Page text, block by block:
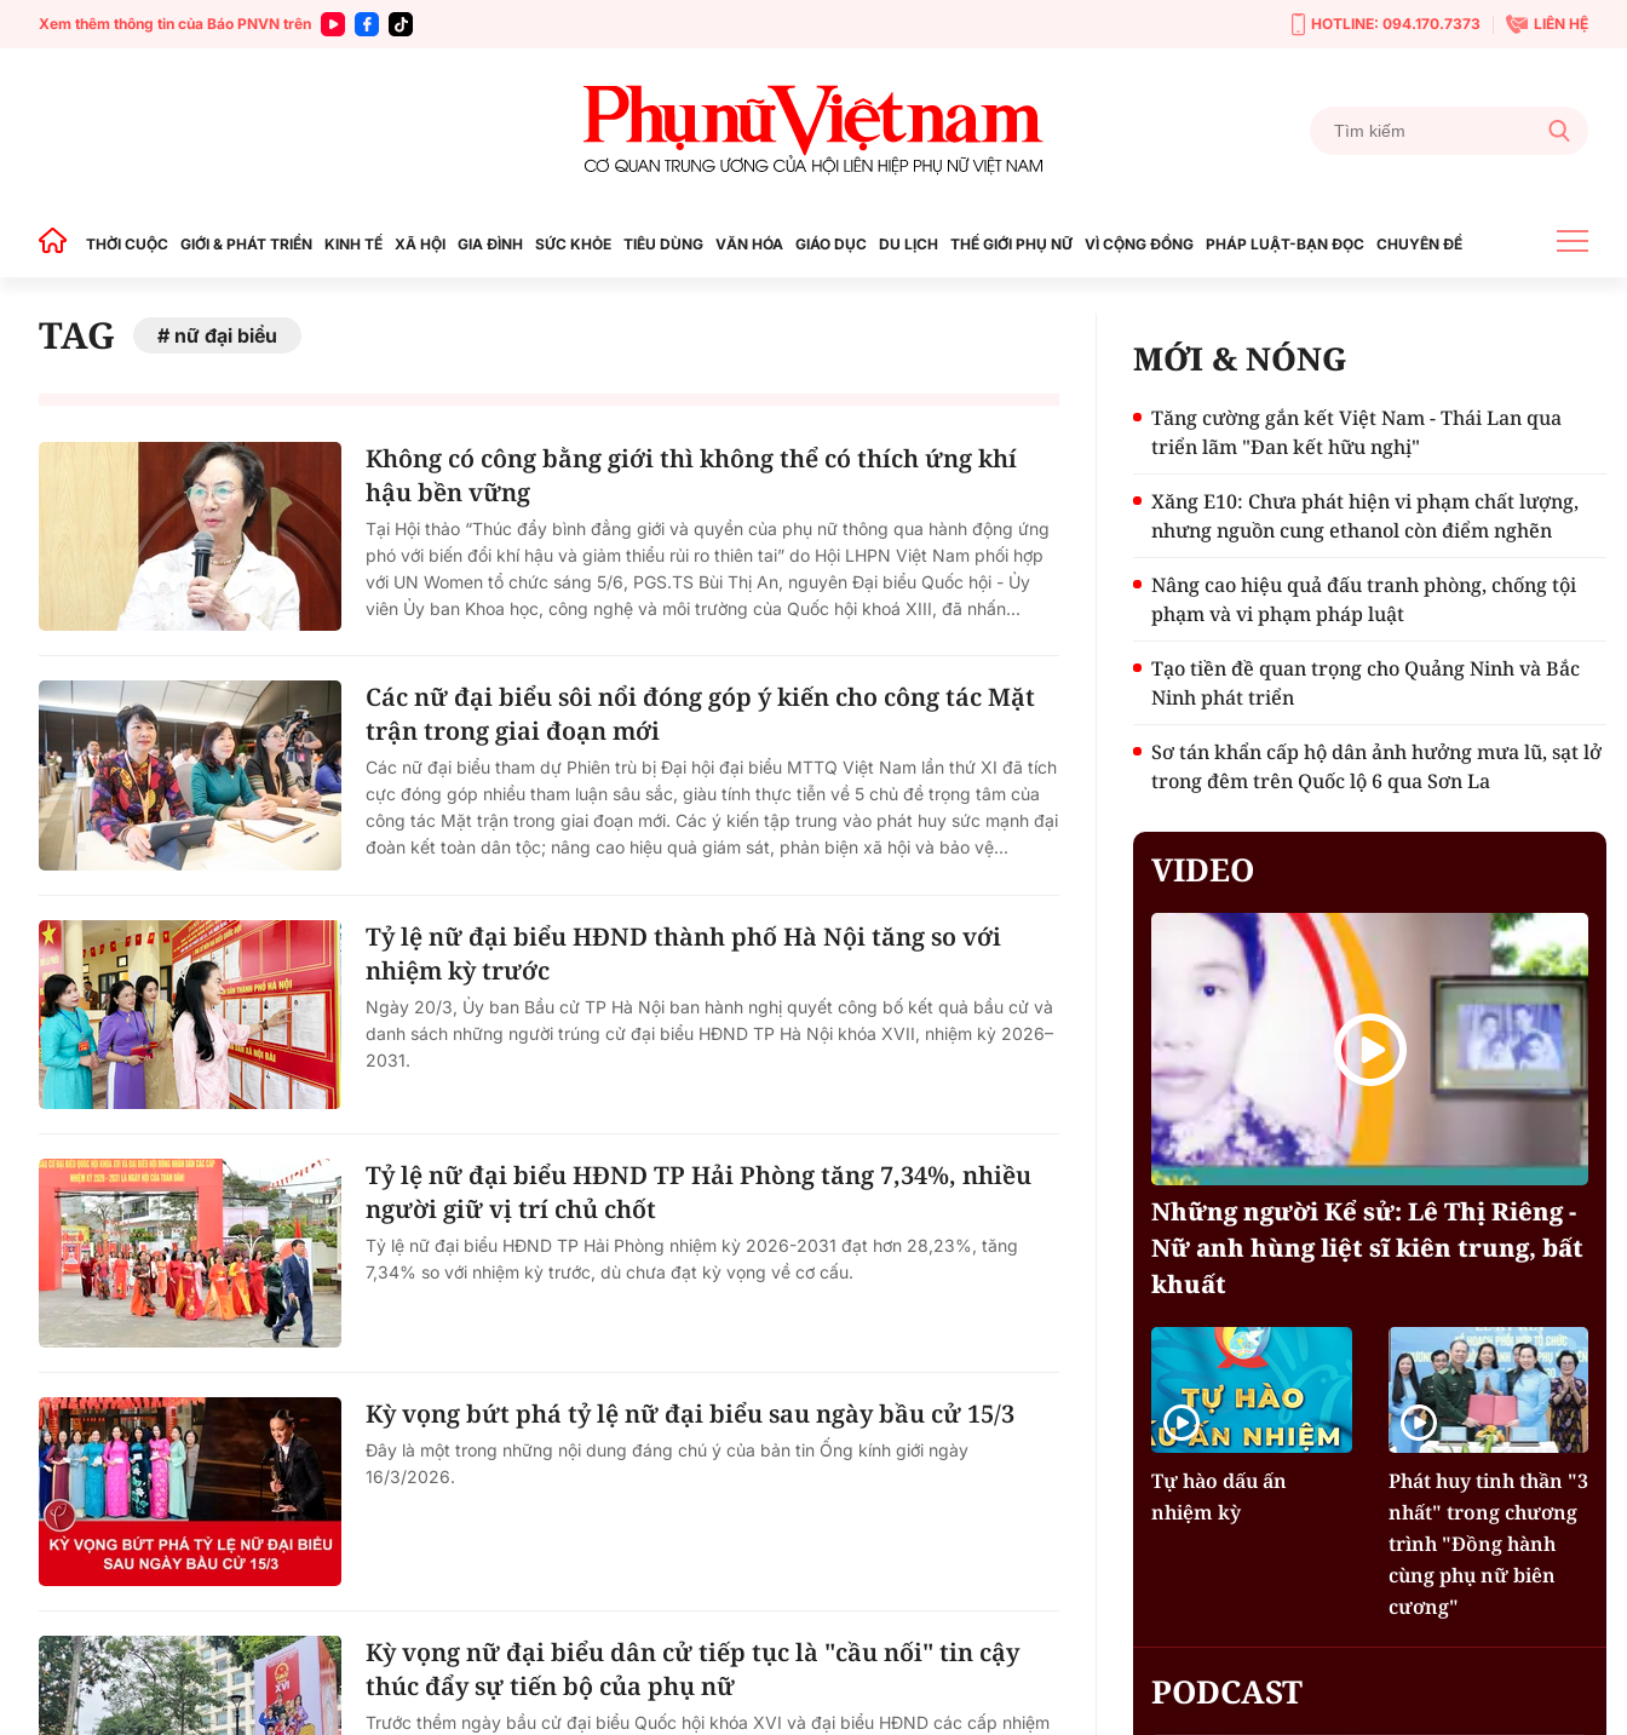
Xem thêm thông tin của Báo PNVN trên HOTLINE: 094.170.7373 LIÊN HỆ
THỜI CUỘC GIỚI & PHÁT TRIỂN KINH TẾ XÃ HỘI GIA ĐÌNH SỨC KHỎE TIÊU DÙNG VĂN HÓA GIÁO DỤC DU LỊCH THẾ GIỚI PHỤ NỮ VÌ CỘNG ĐỒNG PHÁP LUẬT-BẠN ĐỌC CHUYÊN ĐỀ
TAG nữ đại biểu
Không có công bằng giới thì không thể có thích ứng khí
hậu bền vững
Tại Hội thảo “Thúc đẩy bình đẳng giới và quyền của phụ nữ thông qua hành động ứng
phó với biến đổi khí hậu và giảm thiểu rủi ro thiên tai” do Hội LHPN Việt Nam phối hợp
với UN Women tổ chức sáng 5/6, PGS.TS Bùi Thị An, nguyên Đại biểu Quốc hội - Ủy
viên Ủy ban Khoa học, công nghệ và môi trường của Quốc hội khoá XIII, đã nhấn...
Các nữ đại biểu sôi nổi đóng góp ý kiến cho công tác Mặt
trận trong giai đoạn mới
Các nữ đại biểu tham dự Phiên trù bị Đại hội đại biểu MTTQ Việt Nam lần thứ XI đã tích
cực đóng góp nhiều tham luận sâu sắc, giàu tính thực tiễn về 5 chủ đề trọng tâm của
công tác Mặt trận trong giai đoạn mới. Các ý kiến tập trung vào phát huy sức mạnh đại
đoàn kết toàn dân tộc; nâng cao hiệu quả giám sát, phản biện xã hội và bảo vệ...
Tỷ lệ nữ đại biểu HĐND thành phố Hà Nội tăng so với
nhiệm kỳ trước
Ngày 20/3, Ủy ban Bầu cử TP Hà Nội ban hành nghị quyết công bố kết quả bầu cử và
danh sách những người trúng cử đại biểu HĐND TP Hà Nội khóa XVII, nhiệm kỳ 2026–
2031.
Tỷ lệ nữ đại biểu HĐND TP Hải Phòng tăng 7,34%, nhiều
người giữ vị trí chủ chốt
Tỷ lệ nữ đại biểu HĐND TP Hải Phòng nhiệm kỳ 2026-2031 đạt hơn 28,23%, tăng
7,34% so với nhiệm kỳ trước, dù chưa đạt kỳ vọng về cơ cấu.
Kỳ vọng bứt phá tỷ lệ nữ đại biểu sau ngày bầu cử 15/3
Đây là một trong những nội dung đáng chú ý của bản tin Ống kính giới ngày
16/3/2026.
Kỳ vọng nữ đại biểu dân cử tiếp tục là "cầu nối" tin cậy
thúc đẩy sự tiến bộ của phụ nữ
Trước thềm ngày bầu cử đại biểu Quốc hội khóa XVI và đại biểu HĐND các cấp nhiệm
MỚI & NÓNG
Tăng cường gắn kết Việt Nam - Thái Lan qua
triển lãm "Đan kết hữu nghị"
Xăng E10: Chưa phát hiện vi phạm chất lượng,
nhưng nguồn cung ethanol còn điểm nghẽn
Nâng cao hiệu quả đấu tranh phòng, chống tội
phạm và vi phạm pháp luật
Tạo tiền đề quan trọng cho Quảng Ninh và Bắc
Ninh phát triển
Sơ tán khẩn cấp hộ dân ảnh hưởng mưa lũ, sạt lở
trong đêm trên Quốc lộ 6 qua Sơn La
VIDEO
Những người Kể sử: Lê Thị Riêng -
Nữ anh hùng liệt sĩ kiên trung, bất
khuất
Tự hào dấu ấn
nhiệm kỳ
Phát huy tinh thần "3
nhất" trong chương
trình "Đồng hành
cùng phụ nữ biên
cương"
PODCAST